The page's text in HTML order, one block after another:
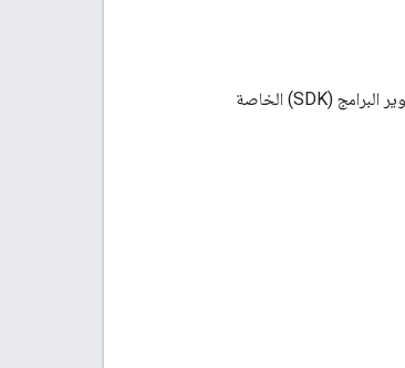
تأكَّد من استخدام المعرّف الخاص بتثبيت تطبيق Firebase. ويجب استرداد هذه القيمة من خلال حزمة تطوير البرامج (SDK) الخاصة